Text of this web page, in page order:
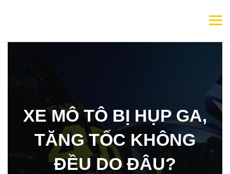
XE MÔ TÔ BỊ HỤP GA,
TĂNG TỐC KHÔNG
ĐỀU DO ĐÂU?